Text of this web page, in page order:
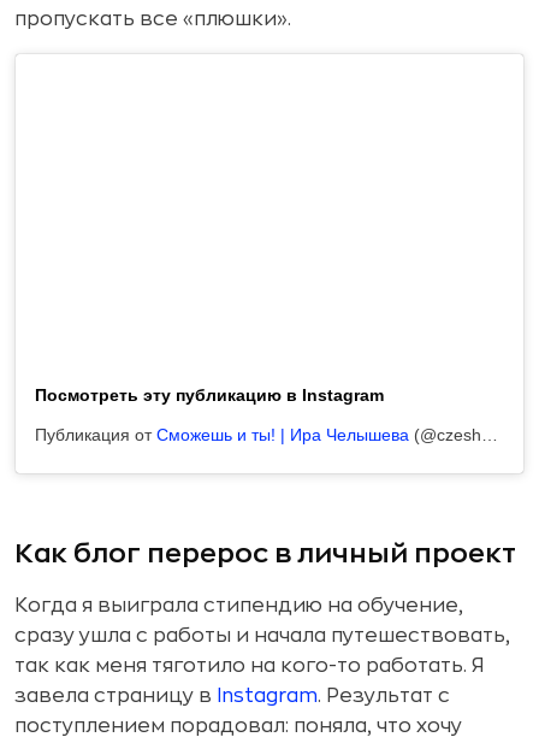
пропускать все «плюшки».
Посмотреть эту публикацию в Instagram
Публикация отСможешь и ты! | Ира Челышева (@czeshka)
Как блог перерос в личный проект
Когда я выиграла стипендию на обучение,
сразу ушла с работы и начала путешествовать,
так как меня тяготило на кого-то работать. Я
завела страницу в
Instagram. Результат с
поступлением порадовал: поняла, что хочу